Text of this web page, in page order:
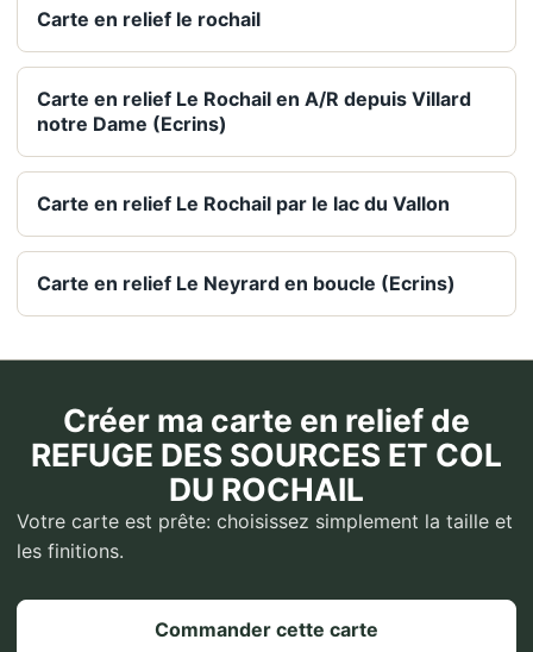
Carte en relief le rochail
Carte en relief Le Rochail en A/R depuis Villard
notre Dame (Ecrins)
Carte en relief Le Rochail par le lac du Vallon
Carte en relief Le Neyrard en boucle (Ecrins)
Créer ma carte en relief de
REFUGE DES SOURCES ET COL
DU ROCHAIL
Votre carte est prête: choisissez simplement la taille et
les finitions.
Commander cette carte